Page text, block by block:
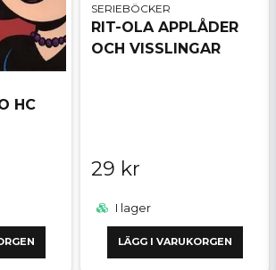
HC
SERIEBÖCKER
RIT-OLA APPLÅDER
OCH VISSLINGAR
29 kr
I lager
LÄGG I VARUKORGEN